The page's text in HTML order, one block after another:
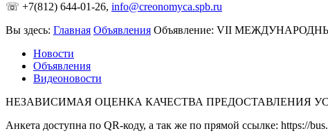
☏ +7(812) 644-01-26, info@creonomyca.spb.ru
Вы здесь: Главная Объявления Объявление: VII
Новости
Объявления
Видеоновости
НЕЗАВИСИМАЯ ОЦЕНКА КАЧЕСТВА ПРЕДОСТАВЛЕНИЯ
Анкета доступна по QR-коду, а так же по прямой ссылке: https://